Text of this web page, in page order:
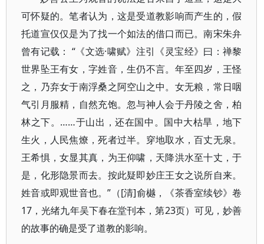
可怀疑的。笔者认为，这是受道教影响而产生的，假
托道宣仅仅是为了找一个如法的借口而已。南宋朱弁
曾有记载： “《文选·啸赋》注引《灵宝经》曰：禅黎
世界坠王有女，字姓音，生仍不言。年至四岁，王怪
之，乃弃女于南浮桑之阿空山之中。女无粮，常日咽
气引月服精，自然充饱。忽与神人会于丹陵之舍，柏
林之下。……于山出，还在国中。国中大枯旱，地下
生火，人民焦燎，死者过半。穿地取水，百丈无泉。
王希惧，女显其真，为王仰啸，天降洪水至十丈，于
是，化形隐景而去。按此疑即妙庄王女之说所自来。
姓音或即观世音也。”（[清]俞樾，《茶香室续钞》卷
17，光绪九年吴下春在堂刊本，第23页）可见，妙善
的故事的确是受了道教的影响。